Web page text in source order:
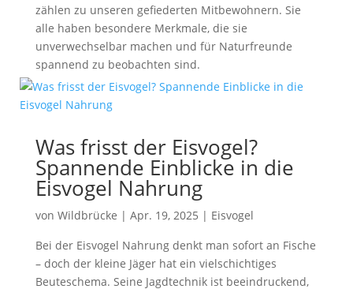
zählen zu unseren gefiederten Mitbewohnern. Sie
alle haben besondere Merkmale, die sie
unverwechselbar machen und für Naturfreunde
spannend zu beobachten sind.
Was frisst der Eisvogel?
Spannende Einblicke in die
Eisvogel Nahrung
von Wildbrücke | Apr. 19, 2025 | Eisvogel
Bei der Eisvogel Nahrung denkt man sofort an Fische
– doch der kleine Jäger hat ein vielschichtiges
Beuteschema. Seine Jagdtechnik ist beeindruckend,